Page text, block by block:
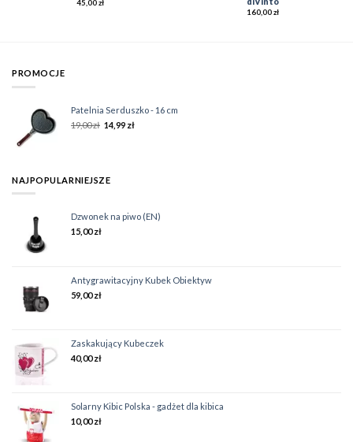
45,00zł
160,00zł
PROMOCJE
Patelnia Serduszko - 16 cm
19,00zł 14,99 zł
NAJPOPULARNIEJSZE
Dzwonek na piwo (EN)
15,00zł
Antygrawitacyjny Kubek Obiektyw
59,00zł
Zaskakujący Kubeczek
40,00zł
Solarny Kibic Polska - gadżet dla kibica
10,00zł